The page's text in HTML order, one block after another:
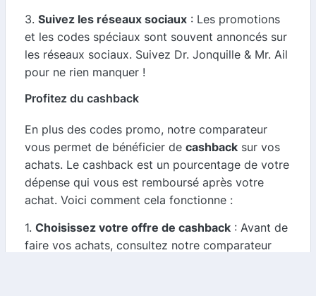
3. Suivez les réseaux sociaux : Les promotions
et les codes spéciaux sont souvent annoncés sur
les réseaux sociaux. Suivez Dr. Jonquille & Mr. Ail
pour ne rien manquer !
Profitez du cashback
En plus des codes promo, notre comparateur
vous permet de bénéficier de cashback sur vos
achats. Le cashback est un pourcentage de votre
dépense qui vous est remboursé après votre
achat. Voici comment cela fonctionne :
1. Choisissez votre offre de cashback : Avant de
faire vos achats, consultez notre comparateur